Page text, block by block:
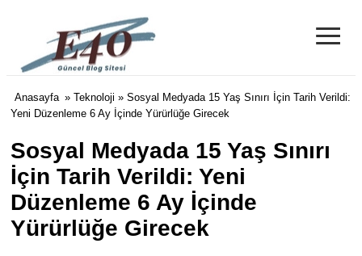
e40 Blog
≡
Anasayfa » Teknoloji » Sosyal Medyada 15 Yaş Sınırı İçin Tarih Verildi:
Yeni Düzenleme 6 Ay İçinde Yürürlüğe Girecek
Sosyal Medyada 15 Yaş Sınırı
İçin Tarih Verildi: Yeni
Düzenleme 6 Ay İçinde
Yürürlüğe Girecek